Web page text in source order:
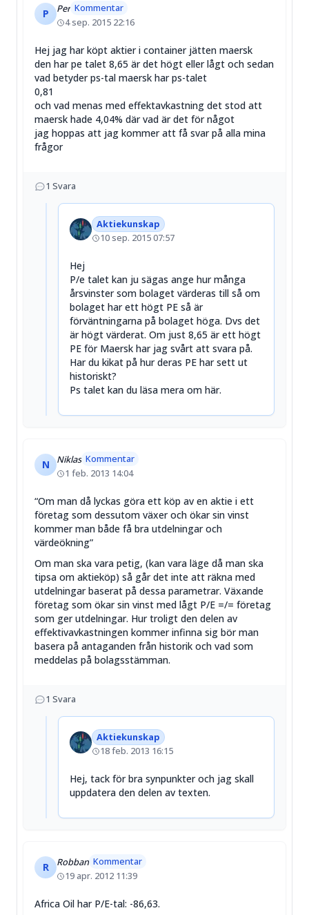
P Per Kommentar
4 sep. 2015 22:16
Hej jag har köpt aktier i container jätten maersk
den har pe talet 8,65 är det högt eller lågt och sedan
vad betyder ps-tal maersk har ps-talet
0,81
och vad menas med effektavkastning det stod att
maersk hade 4,04% där vad är det för något
jag hoppas att jag kommer att få svar på alla mina
frågor
1 Svara
Aktiekunskap
10 sep. 2015 07:57
Hej
P/e talet kan ju sägas ange hur många
årsvinster som bolaget värderas till så om
bolaget har ett högt PE så är
förväntningarna på bolaget höga. Dvs det
är högt värderat. Om just 8,65 är ett högt
PE för Maersk har jag svårt att svara på.
Har du kikat på hur deras PE har sett ut
historiskt?
Ps talet kan du läsa mera om här.
N Niklas Kommentar
1 feb. 2013 14:04
“Om man då lyckas göra ett köp av en aktie i ett
företag som dessutom växer och ökar sin vinst
kommer man både få bra utdelningar och
värdeökning”
Om man ska vara petig, (kan vara läge då man ska
tipsa om aktieköp) så går det inte att räkna med
utdelningar baserat på dessa parametrar. Växande
företag som ökar sin vinst med lågt P/E =/= företag
som ger utdelningar. Hur troligt den delen av
effektivavkastningen kommer infinna sig bör man
basera på antaganden från historik och vad som
meddelas på bolagsstämman.
1 Svara
Aktiekunskap
18 feb. 2013 16:15
Hej, tack för bra synpunkter och jag skall
uppdatera den delen av texten.
R Robban Kommentar
19 apr. 2012 11:39
Africa Oil har P/E-tal: -86,63.